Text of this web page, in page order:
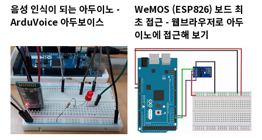
음성 인식이 되는 아두이노 -
ArduVoice 아두보이스
WeMOS (ESP826) 보드 최
초 접근 - 웹브라우저로 아두
이노에 접근해 보기